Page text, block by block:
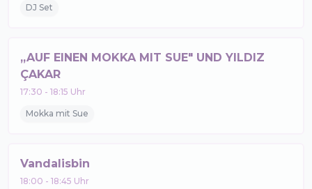
DJ Set
„AUF EINEN MOKKA MIT SUE" UND YILDIZ
ÇAKAR
17:30 -18:15 Uhr
Mokka mit Sue
Vandalisbin
18:00 -18:45 Uhr